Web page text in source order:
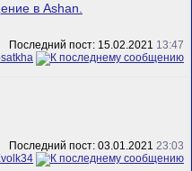
в Ashan.
Последний пост: 15.02.2021 13:47
Последний пост: 03.01.2021 23:03